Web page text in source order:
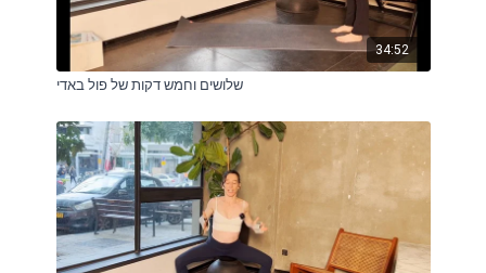
34:52
שלושים וחמש דקות של פול באדי